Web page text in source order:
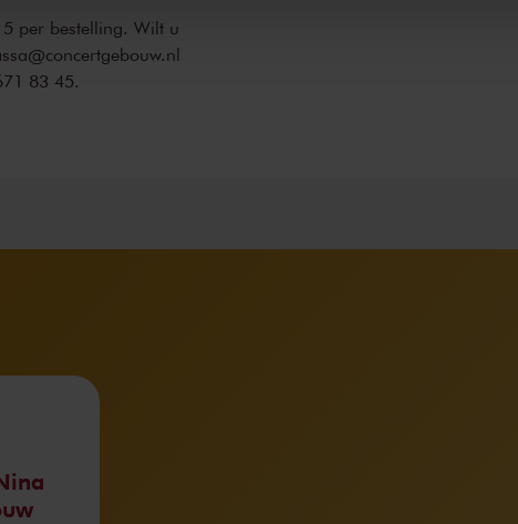
per bestelling. Wilt u
83 45.